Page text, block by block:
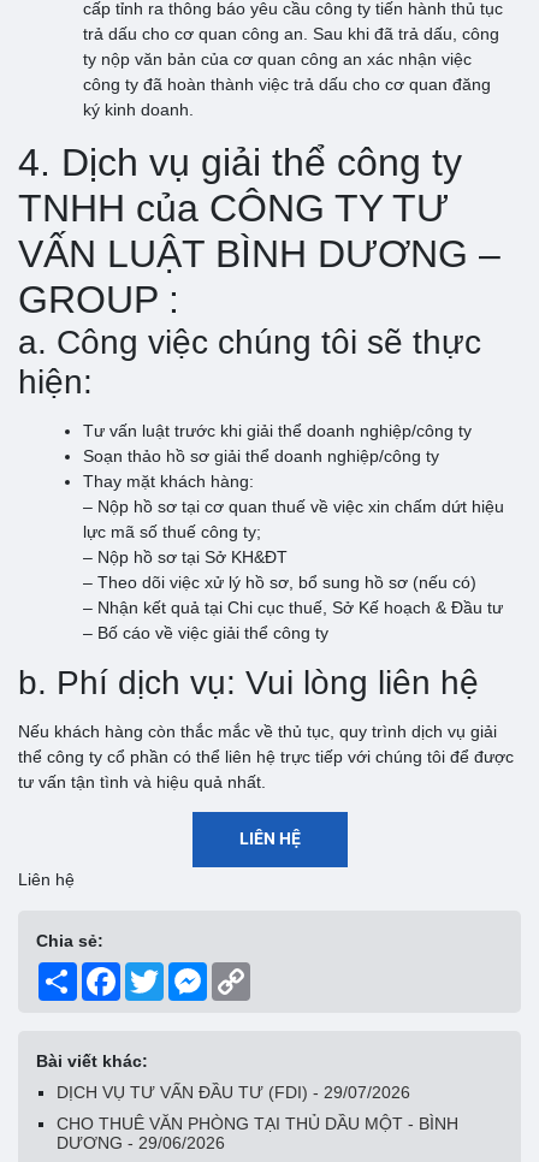
cấp tỉnh ra thông báo yêu cầu công ty tiến hành thủ tục
trả dấu cho cơ quan công an. Sau khi đã trả dấu, công
ty nộp văn bản của cơ quan công an xác nhận việc
công ty đã hoàn thành việc trả dấu cho cơ quan đăng
ký kinh doanh.
4. Dịch vụ giải thể công ty
TNHH của CÔNG TY TƯ
VẤN LUẬT BÌNH DƯƠNG –
GROUP :
a. Công việc chúng tôi sẽ thực
hiện:
Tư vấn luật trước khi giải thể doanh nghiệp/công ty
Soạn thảo hồ sơ giải thể doanh nghiệp/công ty
Thay mặt khách hàng:
– Nộp hồ sơ tại cơ quan thuế về việc xin chấm dứt hiệu
lực mã số thuế công ty;
– Nộp hồ sơ tại Sở KH&ĐT
– Theo dõi việc xử lý hồ sơ, bổ sung hồ sơ (nếu có)
– Nhận kết quả tại Chi cục thuế, Sở Kế hoạch & Đầu tư
– Bố cáo về việc giải thể công ty
b. Phí dịch vụ: Vui lòng liên hệ
Nếu khách hàng còn thắc mắc về thủ tục, quy trình dịch vụ giải
thể công ty cổ phần có thể liên hệ trực tiếp với chúng tôi để được
tư vấn tận tình và hiệu quả nhất.
LIÊN HỆ
Liên hệ
Chia sẻ:
Share Facebook
Twitter Messenger
Bài viết khác:
DỊCH VỤ TƯ VẤN ĐẦU TƯ (FDI) - 29/07/2026
CHO THUÊ VĂN PHÒNG TẠI THỦ DẦU MỘT - BÌNH
DƯƠNG - 29/06/2026